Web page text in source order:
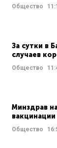
Общество
За сутки в
случаев
Общество
Минздрав
Общество